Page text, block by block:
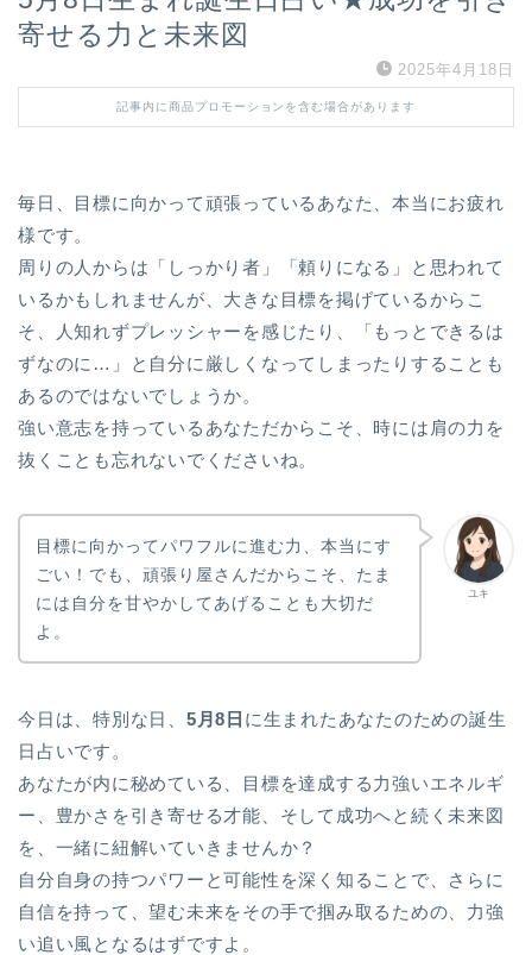
寄せる力と未来図
2025年4月18日
記事内に商品プロモーションを含む場合があります
毎日、目標に向かって頑張っているあなた、本当にお疲れ
様です。
周りの人からは「しっかり者」「頼りになる」と思われて
いるかもしれませんが、大きな目標を掲げているからこ
そ、人知れずプレッシャーを感じたり、「もっとできるは
ずなのに…」と自分に厳しくなってしまったりすることも
あるのではないでしょうか。
強い意志を持っているあなただからこそ、時には肩の力を
抜くことも忘れないでくださいね。
ユキ
目標に向かってパワフルに進む力、本当にす
ごい！でも、頑張り屋さんだからこそ、たま
には自分を甘やかしてあげることも大切だ
よ。
今日は、特別な日、 5月8日 に生まれたあなたのための誕生
日占いです。
あなたが内に秘めている、目標を達成する力強いエネルギ
ー、豊かさを引き寄せる才能、そして成功へと続く未来図
を、一緒に紐解いていきませんか？
自分自身の持つパワーと可能性を深く知ることで、さらに
自信を持って、望む未来をその手で掴み取るための、力強
い追い風となるはずですよ。